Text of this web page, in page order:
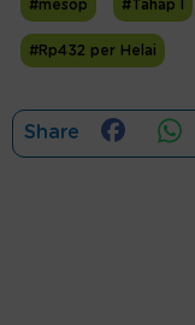
#mesop #Tahap I
#Rp432 per Helai
Share